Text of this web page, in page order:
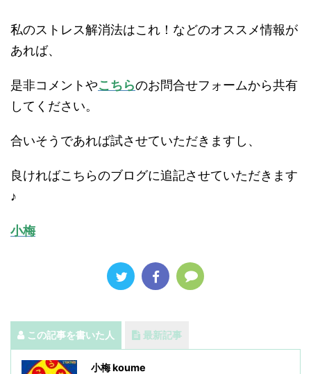
私のストレス解消法はこれ！などのオススメ情報が
あれば、
是非コメントやこちらのお問合せフォームから共有
してください。
合いそうであれば試させていただきますし、
良ければこちらのブログに追記させていただきます
♪
小梅
この記事を書いた人 最新記事
小梅 koume